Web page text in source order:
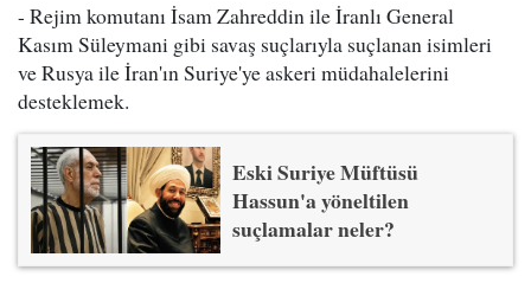
- Rejim komutanı İsam Zahreddin ile İranlı General
Kasım Süleymani gibi savaş suçlarıyla suçlanan isimleri
ve Rusya ile İran'ın Suriye'ye askeri müdahalelerini
desteklemek.
Eski Suriye Müftüsü
Hassun'a yöneltilen
suçlamalar neler?